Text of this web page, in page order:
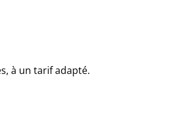
à un tarif adapté.